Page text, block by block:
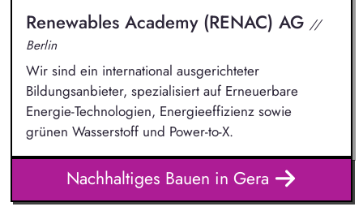
Renewables Academy (RENAC) AG //
Berlin
Wir sind ein international ausgerichteter
Bildungsanbieter, spezialisiert auf Erneuerbare
Energie-Technologien, Energieeffizienz sowie
grünen Wasserstoff und Power-to-X.
Nachhaltiges Bauen in Gera